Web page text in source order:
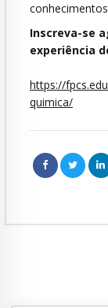
Inscreva-se
experiência
https://
quimica/